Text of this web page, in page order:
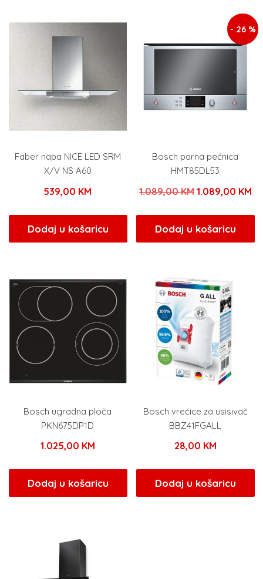
Faber napa NICE LED SRM
X/V NS A60
539,00 KM
Dodaj u košaricu
- 26 %
Bosch parna pećnica
HMT85DL53
1.089,00KM Izvorna
bila
je:
1.089,00 KM
Dodaj u košaricu
Bosch ugradna ploča
PKN675DP1D
1.025,00 KM
Dodaj u košaricu
Bosch vrećice za usisivač
BBZ41FGALL
28,00 KM
Dodaj u košaricu